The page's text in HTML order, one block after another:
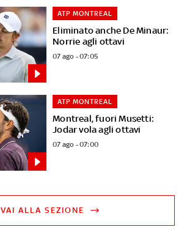
Eliminato anche De Minaur:
Norrie agli ottavi
ATP MONTREAL
07 ago - 07:05
Montreal, fuori Musetti:
Jodar vola agli ottavi
ATP MONTREAL
07 ago - 07:00
VAI ALLA SEZIONE